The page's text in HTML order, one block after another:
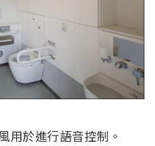
用於進行語音控制。